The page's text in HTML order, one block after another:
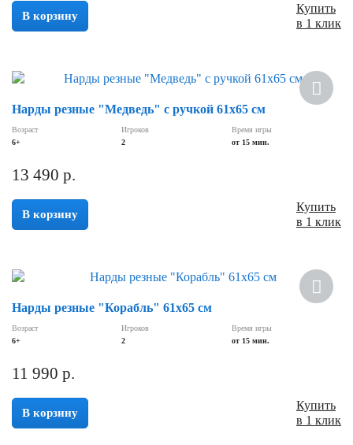
В корзину
Купить
в 1 клик
Нарды резные "Медведь" с ручкой 61х65 см
Возраст
6+
Игроков
2
Время игры
от 15 мин.
13 490 р.
В корзину
Купить
в 1 клик
Нарды резные "Корабль" 61х65 см
Возраст
6+
Игроков
2
Время игры
от 15 мин.
11 990 р.
В корзину
Купить
в 1 клик